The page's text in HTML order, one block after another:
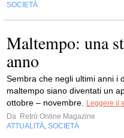
SOCIETÀ
Maltempo: una
anno
Sembra che negli ultimi anni i
maltempo siano diventati un
ottobre – novembre.
Leggere il
Da Retrò Online Magazine
ATTUALITÀ SOCIETÀ